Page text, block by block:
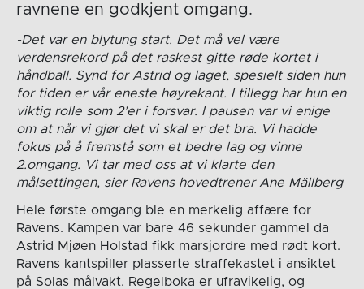
ravnene en godkjent omgang.
-Det var en blytung start. Det må vel være
verdensrekord på det raskest gitte røde kortet i
håndball. Synd for Astrid og laget, spesielt siden hun
for tiden er vår eneste høyrekant. I tillegg har hun en
viktig rolle som 2’er i forsvar. I pausen var vi enige
om at når vi gjør det vi skal er det bra. Vi hadde
fokus på å fremstå som et bedre lag og vinne
2.omgang. Vi tar med oss at vi klarte den
målsettingen, sier Ravens hovedtrener Ane Mällberg
Hele første omgang ble en merkelig affære for
Ravens. Kampen var bare 46 sekunder gammel da
Astrid Mjøen Holstad fikk marsjordre med rødt kort.
Ravens kantspiller plasserte straffekastet i ansiktet
på Solas målvakt. Regelboka er ufravikelig, og